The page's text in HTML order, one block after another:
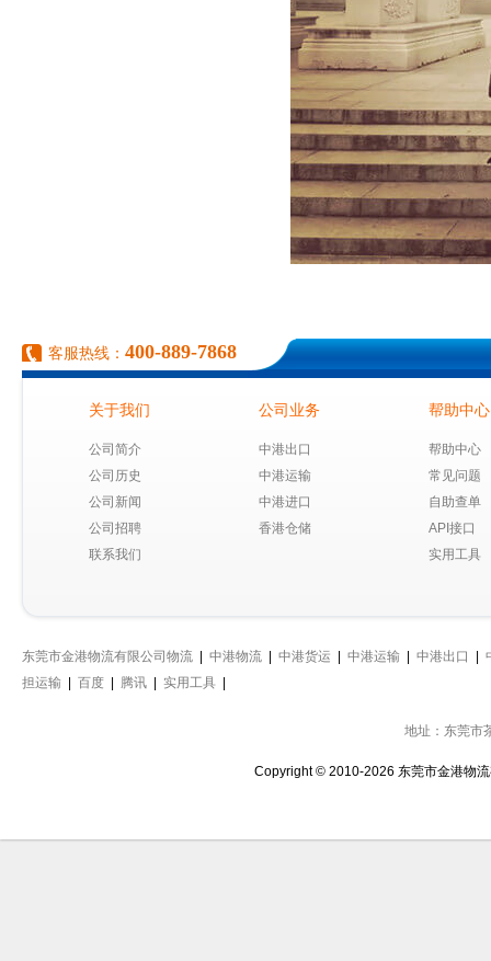
客服热线： 400-889-7868
关于我们
公司简介
公司历史
公司新闻
公司招聘
联系我们
公司业务
中港出口
中港运输
中港进口
香港仓储
帮助中心
帮助中心
常见问题
自助查单
API接口
实用工具
东莞市金港物流有限公司物流 中港物流 中港货运 中港运输 中港出口
担运输
百度 腾讯 实用工具
地址：东莞市
Copyright © 2010-2026 东莞市金港物